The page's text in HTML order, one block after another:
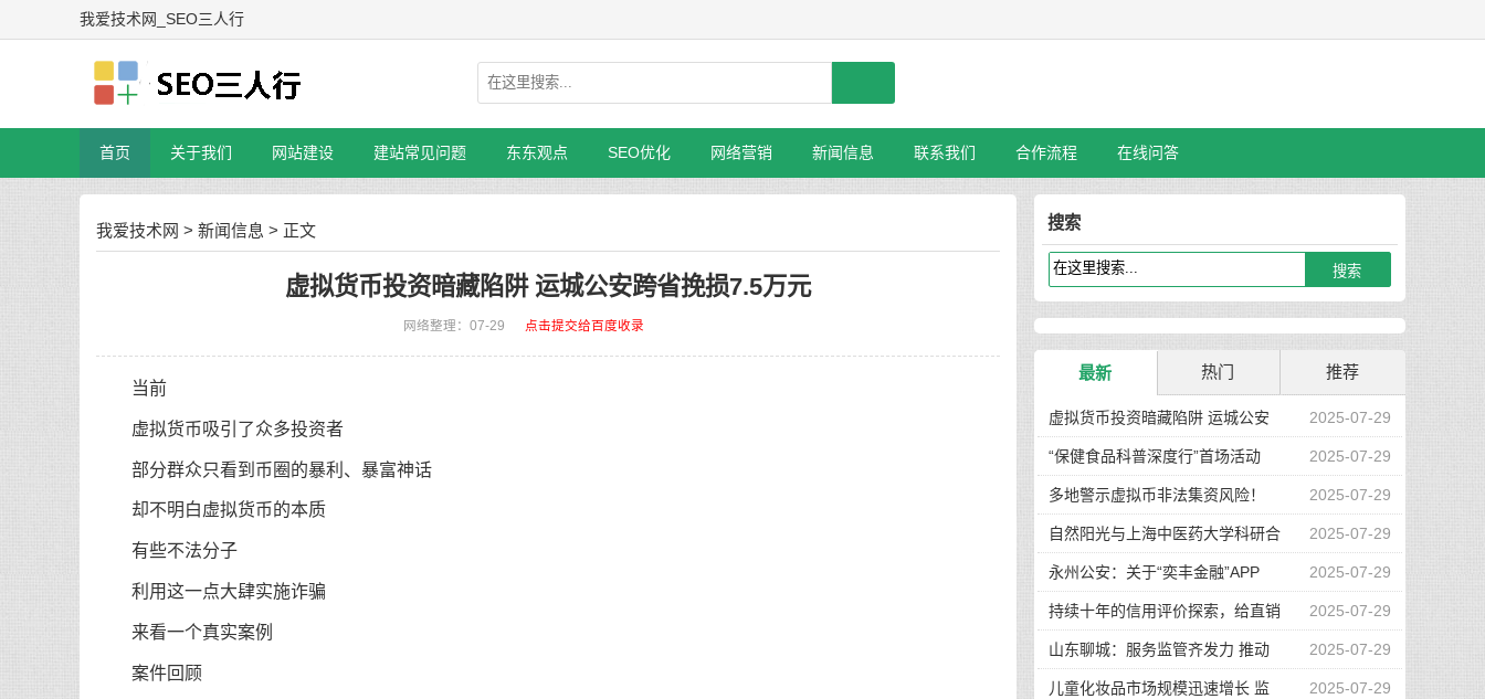
我爱技术网_SEO三人行
首页 关于我们 网站建设 建站常见问题 东东观点 SEO优化 网络营销 新闻信息 联系我们 合作流程 在线问答
我爱技术网 > 新闻信息 > 正文
虚拟货币投资暗藏陷阱 运城公安跨省挽损7.5万元
网络整理：07-29 点击提交给百度收录
当前
虚拟货币吸引了众多投资者
部分群众只看到币圈的暴利、暴富神话
却不明白虚拟货币的本质
有些不法分子
利用这一点大肆实施诈骗
来看一个真实案例
案件回顾
搜索
最新 热门 推荐
2025-07-29
虚拟货币投资暗藏陷阱 运城公安
2025-07-29
“保健食品科普深度行”首场活动
2025-07-29
多地警示虚拟币非法集资风险！
2025-07-29
自然阳光与上海中医药大学科研合
2025-07-29
永州公安：关于“奕丰金融”APP
2025-07-29
持续十年的信用评价探索，给直销
2025-07-29
山东聊城：服务监管齐发力 推动
2025-07-29
儿童化妆品市场规模迅速增长 监